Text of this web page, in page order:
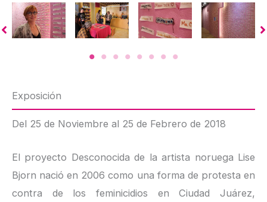
Exposición
Del 25 de Noviembre al 25 de Febrero de 2018
El proyecto Desconocida de la artista noruega Lise
Bjorn nació en 2006 como una forma de protesta en
contra de los feminicidios en Ciudad Juárez,